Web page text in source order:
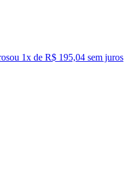
ou 1x de R$ 195,04 sem juros